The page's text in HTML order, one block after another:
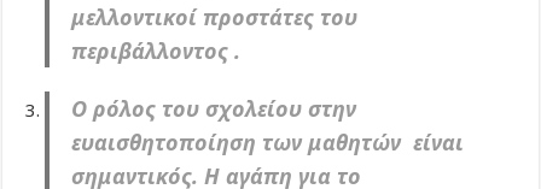
μελλοντικοί προστάτες του
περιβάλλοντος .
Ο ρόλος του σχολείου στην
ευαισθητοποίηση των μαθητών είναι
σημαντικός. Η αγάπη για το